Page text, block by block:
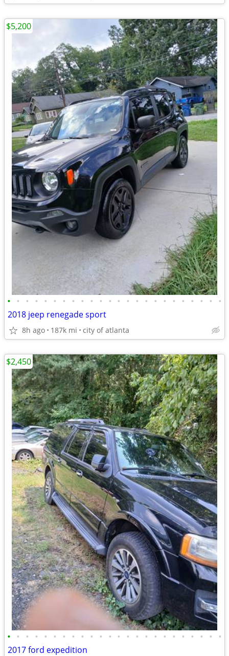
• • • • • • • • • • • • • • • • • • • • • • • •
2018 jeep renegade sport
8h ago 187k mi city of atlanta
$5,200
• • • • • • • • • • • • • • • • • • • • • • • •
2017 ford expedition
$2,450